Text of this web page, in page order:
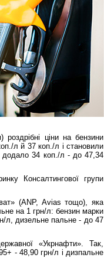
ціни на бензини
л й 37 коп./л і становили
додало 34 коп./л - до 47,34
Консалтингової групи
(ANP, Avias тощо), яка
на 1 грн/л: бензин марки
л, дизельне пальне - до 47
«Укрнафти». Так,
- 48,90 грн/л і дизпальне